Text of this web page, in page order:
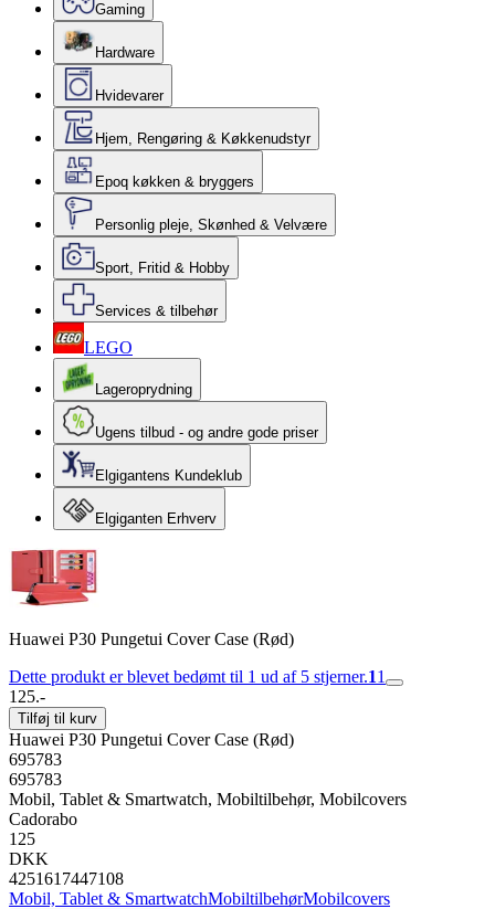
Gaming
Hardware
Hvidevarer
Hjem, Rengøring & Køkkenudstyr
Epoq køkken & bryggers
Personlig pleje, Skønhed & Velvære
Sport, Fritid & Hobby
Services & tilbehør
LEGO
Lageroprydning
Ugens tilbud - og andre gode priser
Elgigantens Kundeklub
Elgiganten Erhverv
Huawei P30 Pungetui Cover Case (Rød)
Dette produkt er blevet bedømt til 1 ud af 5 stjerner.11
125.-
Tilføj til kurv
Huawei P30 Pungetui Cover Case (Rød)
695783
695783
Mobil, Tablet & Smartwatch, Mobiltilbehør, Mobilcovers
Cadorabo
125
DKK
4251617447108
Mobil, Tablet & SmartwatchMobiltilbehørMobilcovers